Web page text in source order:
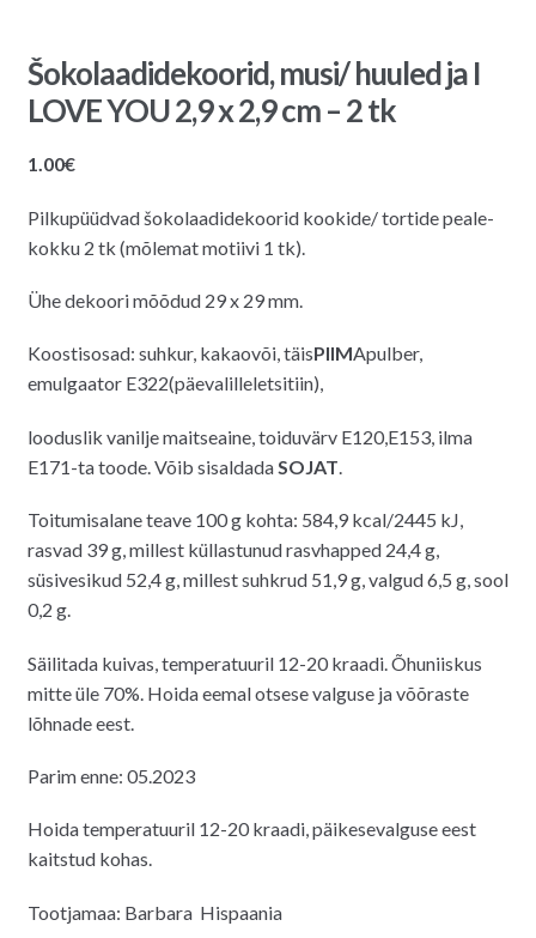
Šokolaadidekoorid, musi/ huuled ja I
LOVE YOU 2,9 x 2,9 cm – 2 tk
1.00€
Pilkupüüdvad šokolaadidekoorid kookide/ tortide peale-
kokku 2 tk (mõlemat motiivi 1 tk).
Ühe dekoori mõõdud 29 x 29 mm.
Koostisosad: suhkur, kakaovõi, täisPIIMApulber,
emulgaator E322(päevalilleletsitiin),
looduslik vanilje maitseaine, toiduvärv E120,E153, ilma
E171-ta toode. Võib sisaldada SOJAT
Toitumisalane teave 100 g kohta: 584,9 kcal/2445 kJ,
rasvad 39 g, millest küllastunud rasvhapped 24,4 g,
süsivesikud 52,4 g, millest suhkrud 51,9 g, valgud 6,5 g, sool
0,2 g.
Säilitada kuivas, temperatuuril 12-20 kraadi. Õhuniiskus
mitte üle 70%. Hoida eemal otsese valguse ja võõraste
lõhnade eest.
Parim enne: 05.2023
Hoida temperatuuril 12-20 kraadi, päikesevalguse eest
kaitstud kohas.
Tootjamaa: Barbara Hispaania